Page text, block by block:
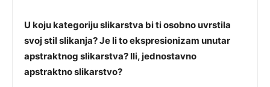
U koju kategoriju slikarstva bi ti osobno uvrstila
svoj stil slikanja? Je li to ekspresionizam unutar
apstraktnog slikarstva? Ili, jednostavno
apstraktno slikarstvo?